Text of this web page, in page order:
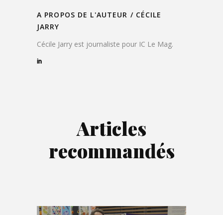
A PROPOS DE L'AUTEUR / CÉCILE
JARRY
Cécile Jarry est journaliste pour IC Le Mag.
Articles
recommandés